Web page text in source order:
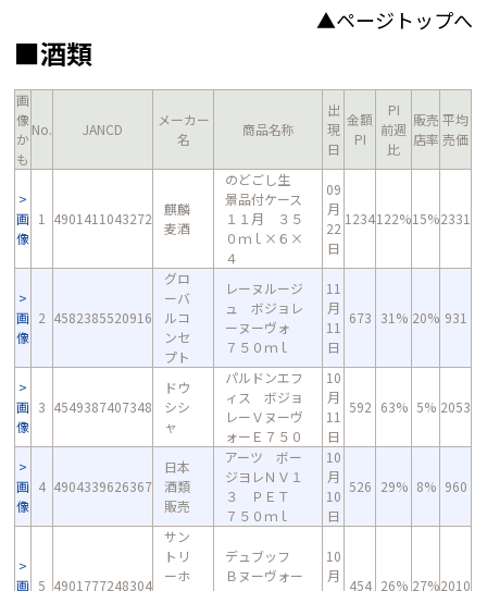
▲ページトップへ
■酒類
画
像
か
も
No. JANCD
メーカー
名
商品名称
出
現
日
金額
PI
PI
前週
比
販売
店率
平均
売価
画
像
1 4901411043272
麒麟
麦酒
のどごし生
景品付ケース
１１月 ３５
０ｍｌ×６×
４
09
月
22
日
1234122%15%2331
画
像
2 4582385520916
グロ
ーバ
ルコ
ンセ
プト
レーヌルージ
ュ ボジョレ
ーヌーヴォ
７５０ｍｌ
11
月
11
日
673 31% 20% 931
画
像
3 4549387407348
ドウ
シシ
ャ
パルドンエフ
ィス ボジョ
レーＶヌーヴ
ォーＥ７５０
10
月
11
日
592 63% 5% 2053
画
像
4 4904339626367
日本
酒類
販売
アーツ ボー
ジヨレＮＶ１
３ ＰＥＴ
７５０ｍｌ
10
月
10
日
526 29% 8% 960
画 5 4901777248304
サン
トリ
ーホ
デュブッフ
Ｂヌーヴォー
10
月
454 26% 27%2010